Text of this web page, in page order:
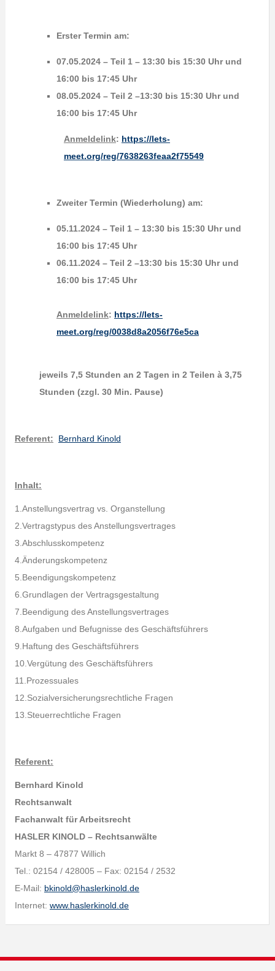
Erster Termin am:
07.05.2024 – Teil 1 – 13:30 bis 15:30 Uhr und
16:00 bis 17:45 Uhr
08.05.2024 – Teil 2 –13:30 bis 15:30 Uhr und
16:00 bis 17:45 Uhr
Anmeldelink: https://lets-
meet.org/reg/7638263feaa2f75549
Zweiter Termin (Wiederholung) am:
05.11.2024 – Teil 1 – 13:30 bis 15:30 Uhr und
16:00 bis 17:45 Uhr
06.11.2024 – Teil 2 –13:30 bis 15:30 Uhr und
16:00 bis 17:45 Uhr
Anmeldelink: https://lets-
meet.org/reg/0038d8a2056f76e5ca
jeweils 7,5 Stunden an 2 Tagen in 2 Teilen à 3,75
Stunden (zzgl. 30 Min. Pause)
Referent: Bernhard Kinold
Inhalt:
1.Anstellungsvertrag vs. Organstellung
2.Vertragstypus des Anstellungsvertrages
3.Abschlusskompetenz
4.Änderungskompetenz
5.Beendigungskompetenz
6.Grundlagen der Vertragsgestaltung
7.Beendigung des Anstellungsvertrages
8.Aufgaben und Befugnisse des Geschäftsführers
9.Haftung des Geschäftsführers
10.Vergütung des Geschäftsführers
11.Prozessuales
12.Sozialversicherungsrechtliche Fragen
13.Steuerrechtliche Fragen
Referent:
Bernhard Kinold
Rechtsanwalt
Fachanwalt für Arbeitsrecht
HASLER KINOLD – Rechtsanwälte
Markt 8 – 47877 Willich
Tel.: 02154 / 428005 – Fax: 02154 / 2532
E-Mail: bkinold@haslerkinold.de
Internet: www.haslerkinold.de